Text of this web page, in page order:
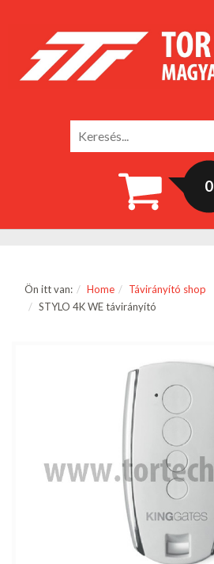
0
Ön itt van: Home
Távirányító shop
STYLO 4K WE távirányító